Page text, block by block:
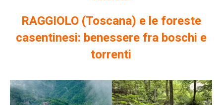
RAGGIOLO (Toscana) e le foreste
casentinesi: benessere fra boschi e
torrenti